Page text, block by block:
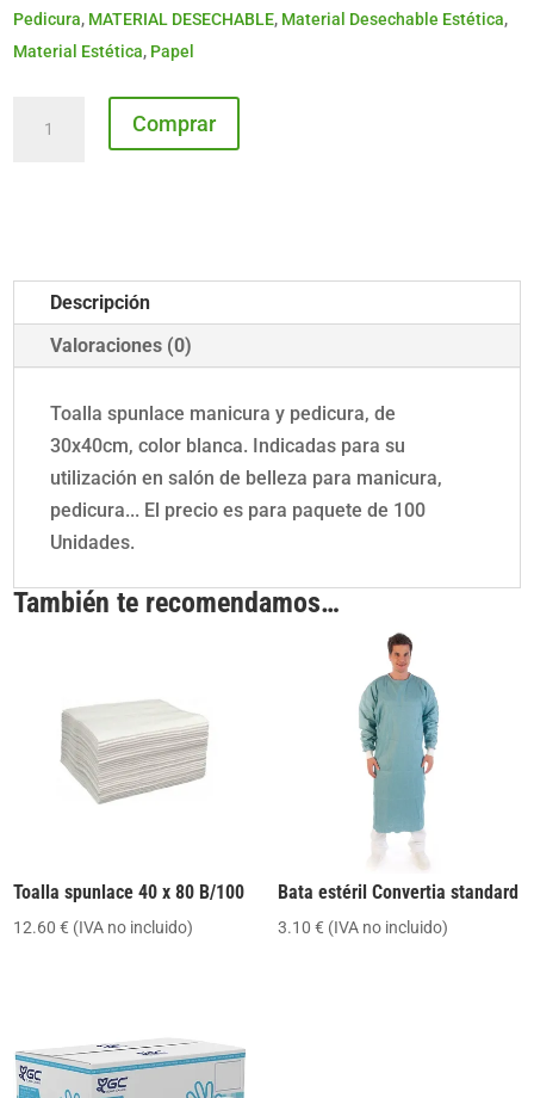
Pedicura, MATERIAL DESECHABLE, Material Desechable Estética,
Material Estética, Papel
cantidad
Comprar
Descripción
Valoraciones (0)
Toalla spunlace manicura y pedicura, de
30x40cm, color blanca. Indicadas para su
utilización en salón de belleza para manicura,
pedicura... El precio es para paquete de 100
Unidades.
También te recomendamos…
Toalla spunlace 40 x 80 B/100
12.60€ (IVA no incluido)
Bata estéril Convertia standard
3.10 € (IVA no incluido)